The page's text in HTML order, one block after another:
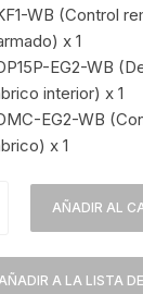
WB (Control
x 1
EG2-WB
interior) x 1
EG2-WB
x 1
AÑADIR AL
A LA LISTA